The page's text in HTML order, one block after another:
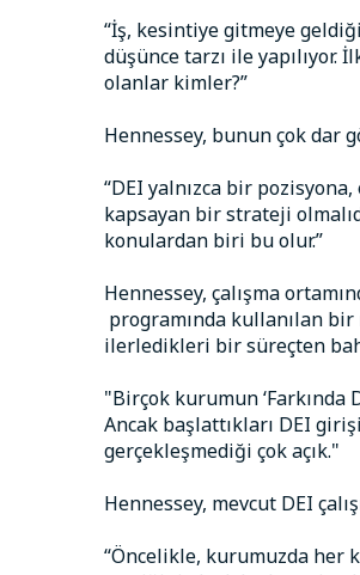
“İş, kesintiye gitmeye
düşünce tarzı ile
olanlar kimler?”
Hennessey, bunun çok dar
“DEI yalnızca bir
kapsayan bir strateji
konulardan biri bu olur.”
Hennessey, çalışma
programında kullanılan
ilerledikleri bir süreçten
"Birçok kurumun ‘Farkında
Ancak başlattıkları DEI
gerçekleşmediği çok açık."
Hennessey, mevcut DEI
“Öncelikle, kurumuzda her